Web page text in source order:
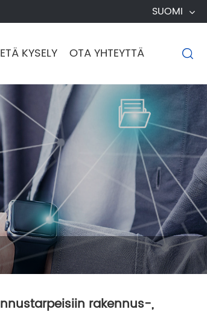
SUOMI
KYSELY OTA YHTEYTTÄ 
rakennus-,